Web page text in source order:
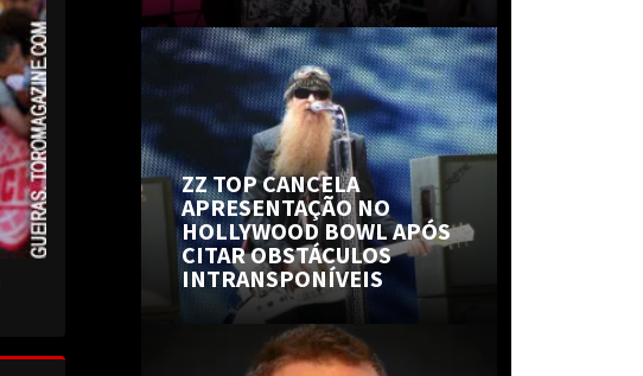
ZZ TOP CANCELA
APRESENTAÇÃO NO
HOLLYWOOD BOWL APÓS
CITAR OBSTÁCULOS
INTRANSPONÍVEIS